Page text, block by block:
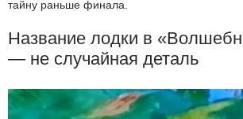
тайну раньше финала.
Название лодки в
— не случайная деталь